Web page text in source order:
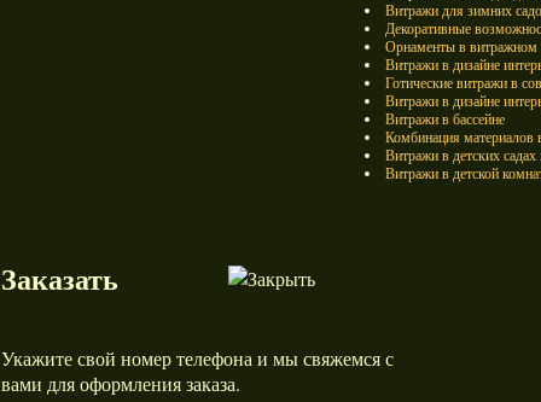
Витражи для зимних
Декоративные
Орнаменты в витражном
Витражи в дизайне
Готические витражи в
Витражи в дизайне
Витражи в бассейне
Комбинация материалов
Витражи в детских
Витражи в детской
Заказать
Укажите свой номер телефона и мы свяжемся с
вами для оформления заказа.